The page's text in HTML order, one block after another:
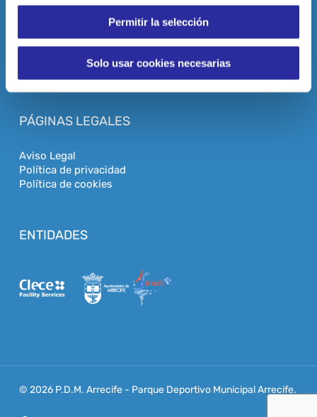
Permitir la selección
Solo usar cookies necesarias
HORARIO
Lunes a Viernes de 07.00 a 23.00 horas.
Sábados de 08.00 a 20.00 horas.
Domingos de 09.00 a 14.00 horas
PÁGINAS LEGALES
Aviso Legal
Política de privacidad
Política de cookies
ENTIDADES
© 2026 P.D.M. Arrecife - Parque Deportivo Municipal Arrecife.